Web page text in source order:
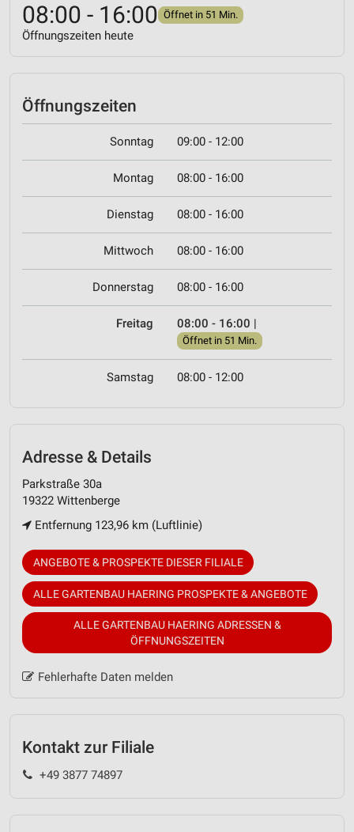
08:00 - 16:00 Öffnet in 51 Min.
Öffnungszeiten heute
Öffnungszeiten
Sonntag 09:00 - 12:00
Montag 08:00 - 16:00
Dienstag 08:00 - 16:00
Mittwoch 08:00 - 16:00
Donnerstag 08:00 - 16:00
Freitag 08:00 - 16:00 |
Öffnet in 51 Min.
Samstag 08:00 - 12:00
Adresse & Details
Parkstraße 30a
19322 Wittenberge
Entfernung 123,96 km (Luftlinie)
ANGEBOTE & PROSPEKTE DIESER FILIALE
ALLE GARTENBAU HAERING PROSPEKTE & ANGEBOTE
ALLE GARTENBAU HAERING ADRESSEN &
ÖFFNUNGSZEITEN
Fehlerhafte Daten melden
Kontakt zur Filiale
+49 3877 74897